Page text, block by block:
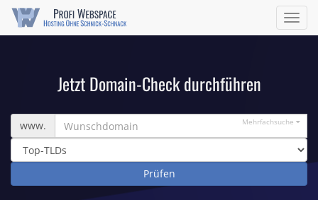
ein/
Jetzt Domain-Check durchführen
Wunschdomain
www. Mehrfachsuche